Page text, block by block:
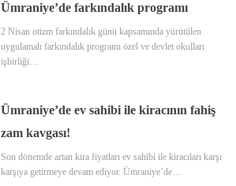
Ümraniye’de farkındalık programı
2 Nisan otizm farkındalık günü kapsamında yürütülen
uygulamalı farkındalık programı özel ve devlet okulları
işbirliği…
Ümraniye’de ev sahibi ile kiracının fahiş
zam kavgası!
Son dönemde artan kira fiyatları ev sahibi ile kiracıları karşı
karşıya getirmeye devam ediyor. Ümraniye’de…